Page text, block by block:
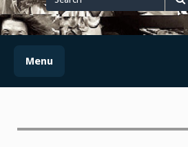
Menu